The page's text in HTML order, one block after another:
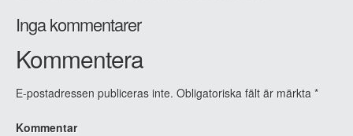
Inga kommentarer
Kommentera
E-postadressen publiceras inte. Obligatoriska fält är märkta *
Kommentar